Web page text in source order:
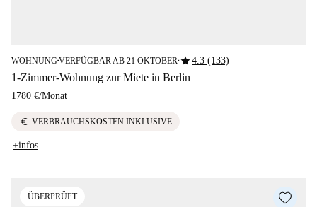
WOHNUNG■VERFÜGBAR AB 21 OKTOBER ■star4.3 (133)
1-Zimmer-Wohnung zur Miete in Berlin
1780 €/Monat
euro VERBRAUCHSKOSTEN INKLUSIVE
+infos
ÜBERPRÜFT